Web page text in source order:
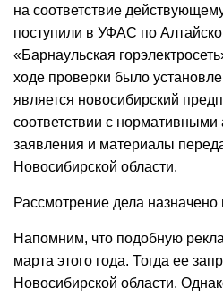
на соответствие
поступили в УФАС по
«Барнаульская
ходе проверки было
является новосибирский
соответствии с
заявления и материалы
Новосибирской области.
Рассмотрение дела назначено
Напомним, что подобную
марта этого года. Тогда ее
Новосибирской области.